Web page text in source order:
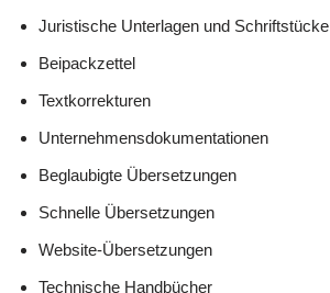
Juristische Unterlagen und Schriftstücke
Beipackzettel
Textkorrekturen
Unternehmensdokumentationen
Beglaubigte Übersetzungen
Schnelle Übersetzungen
Website-Übersetzungen
Technische Handbücher